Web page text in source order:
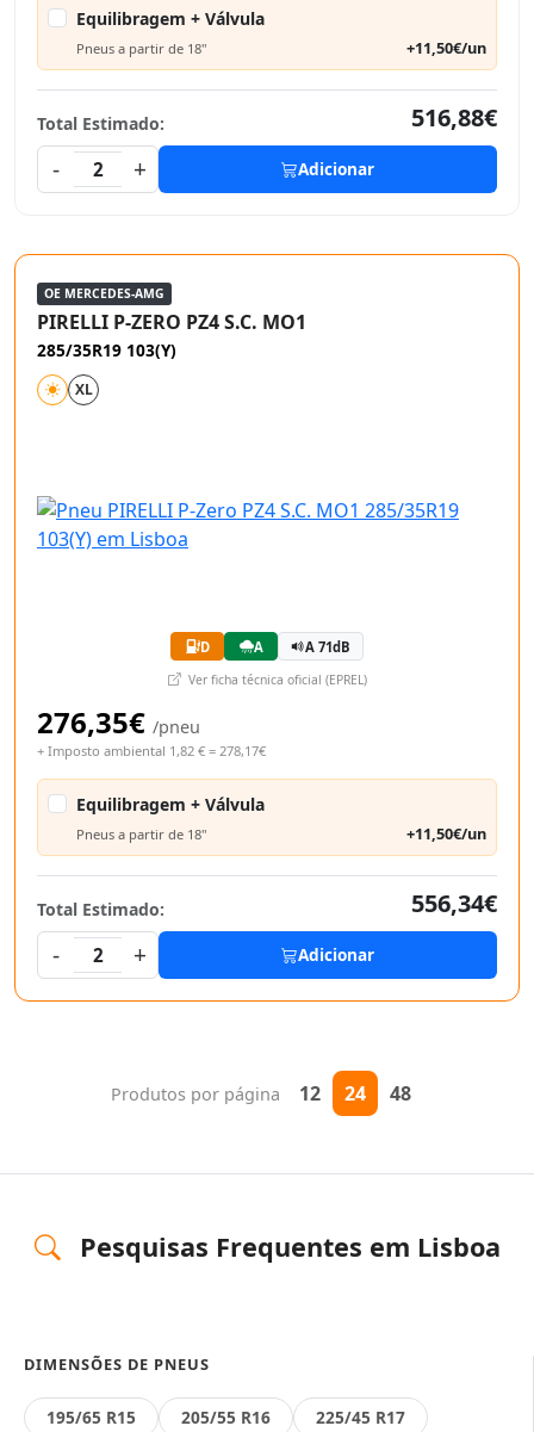
Equilibragem + Válvula
Pneus a partir de 18" +11,50€/un
Total Estimado:
516,88€
-
2 + Adicionar
OE MERCEDES-AMG
PIRELLI P-ZERO PZ4 S.C. MO1
285/35R19 103(Y)
XL
D A A 71dB
Ver ficha técnica oficial (EPREL)
276,35€ /pneu
+ Imposto ambiental 1,82 € = 278,17€
Equilibragem + Válvula
Pneus a partir de 18" +11,50€/un
Total Estimado:
556,34€
-
2 + Adicionar
Produtos por página 12 24 48
Pesquisas Frequentes em Lisboa
DIMENSÕES DE PNEUS
195/65 R15 205/55 R16 225/45 R17